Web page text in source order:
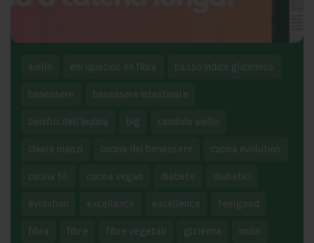
aiello enriquecido en fibra basso indice glicemico
benessere benessere intestinale
benifici dell'inulina big candida aiello
chiara manzi cucina del benessere cucina evolution
cucina fit cucina vegan diabete diabetici
evolution excellance excellence feelgood
fibra fibre fibre vegetali glciemia inulin